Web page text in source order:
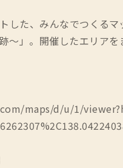
した、みんなでつくる
～」。開催したエリア
maps/d/u/1/